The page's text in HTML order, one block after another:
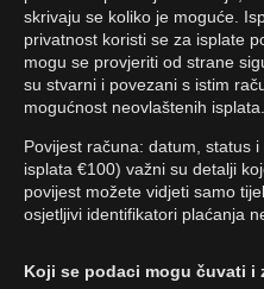
skrivaju se koliko je moguće.
privatnost koristi se za isplate
mogu se provjeriti od strane
su stvarni i povezani s istim
mogućnost neovlaštenih isplata.
Povijest računa: datum, status
isplata €100) važni su detalji
povijest možete vidjeti samo
osjetljivi identifikatori plaćanja
Koji se podaci mogu čuvati i